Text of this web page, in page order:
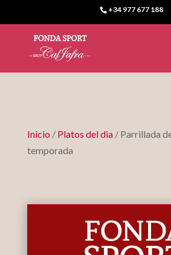
+34 977 677 188
Inicio / Platos del dia/ Parrillada
temporada